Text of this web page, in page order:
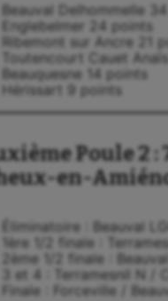
Beauval Delhommelle
Englebelmer 24 points
Ribemont sur Ancre 21
Toutencourt Cauet
Beauquesne 14 points
Hérissart 9 points
Poule 2
en-
Éliminatoire : Beauval
1ère 1/2 finale :
2ème 1/2 finale :
3 et 4 : Terramesnil N /
Finale : Forceville /